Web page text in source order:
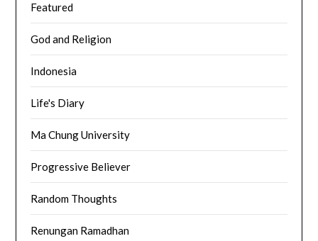
Featured
God and Religion
Indonesia
Life's Diary
Ma Chung University
Progressive Believer
Random Thoughts
Renungan Ramadhan